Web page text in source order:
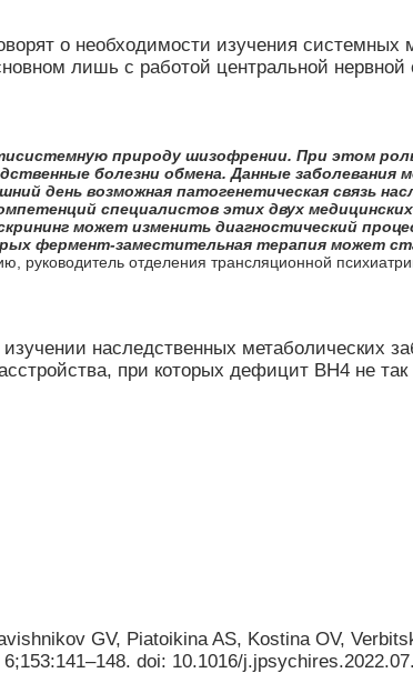
о необходимости изучения
лишь с работой центральной
природу шизофрении. При этом
болезни обмена. Данные
день возможная патогенетическая связь
специалистов этих двух
может изменить диагностический
фермент-заместительная терапия может
руководитель отделения трансляционной
наследственных метаболических
при которых дефицит BH4 не
GV, Piatoikina AS, Kostina OV,
–148. doi: 10.1016/